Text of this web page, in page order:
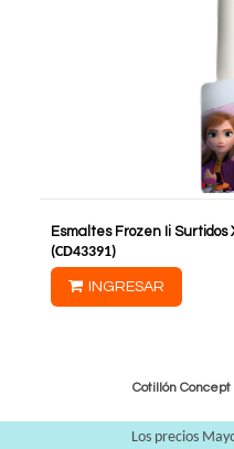
Esmaltes Frozen Ii Surtidos
(CD43391)
INGRESAR
Cotillón Concept |
Los precios